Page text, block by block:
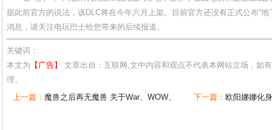
据此前官方的说法，该DLC将在今年六月上架。目前官方还没有正式公布“
消息，请关注电玩巴士给您带来的后续报道。
关键词：
本文为 【广告】
文章出自：互联网,文中内容和观点不代表本网站立场，如
理。
上一篇： 魔兽之后再无魔兽 关于War、WOW、 下一篇： 欧阳娜娜化